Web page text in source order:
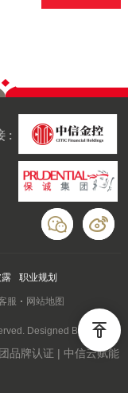
:
职业规划
服 网站地图
Designed By Wanhu
品牌认证 | 中信云赋能